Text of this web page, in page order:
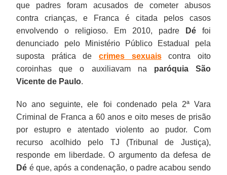
que padres foram acusados de cometer abusos
contra crianças, e Franca é citada pelos casos
envolvendo o religioso. Em 2010, padre
Défoi
denunciado pelo Ministério Público Estadual pela
suposta prática de crimes sexuaiscontra oito
coroinhas que o auxiliavam na paróquia São
Vicente de Paulo.
No ano seguinte, ele foi condenado pela 2ª Vara
Criminal de Franca a 60 anos e oito meses de prisão
por estupro e atentado violento ao pudor. Com
recurso acolhido pelo TJ (Tribunal de Justiça),
responde em liberdade. O argumento da defesa de
Dé é que, após a condenação, o padre acabou sendo